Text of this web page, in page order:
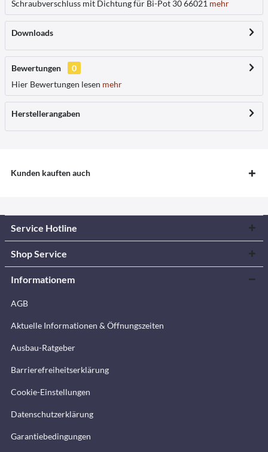
Schraubverschluss mit Dichtung für Bi-Pot 30 66021 mehr
Downloads
Bewertungen
0
Hier Bewertungen lesen mehr
Herstellerangaben
Kunden kauften auch
Service Hotline
Shop Service
Informationem
AGB
Aktuelle Informationen & Öffnungszeiten
Ausbau-Ratgeber
Barrierefreiheitserklärung
Cookie-Einstellungen
Datenschutzerklärung
Garantiebedingungen